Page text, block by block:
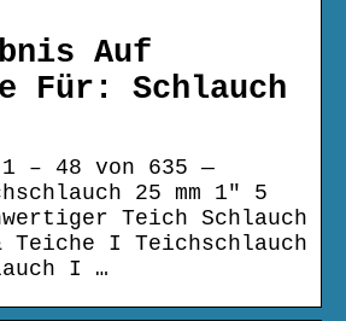
Auf
Für: Schlauch
– 48 von 635 —
25 mm 1″ 5
Teich Schlauch
Teiche I Teichschlauch
I …